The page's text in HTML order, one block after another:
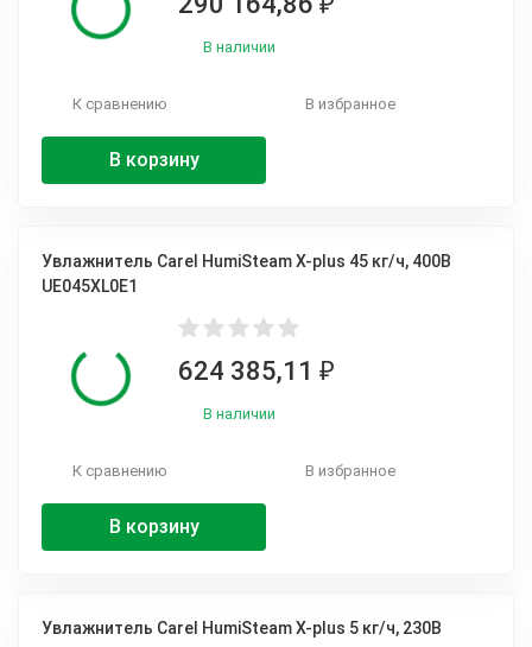
₽
В наличии
К сравнению В избранное
В корзину
Увлажнитель Carel HumiSteam X-plus 45 кг/ч, 400В
UE045XL0E1
624 385,11 ₽
В наличии
К сравнению В избранное
В корзину
Увлажнитель Carel HumiSteam X-plus 5 кг/ч, 230В